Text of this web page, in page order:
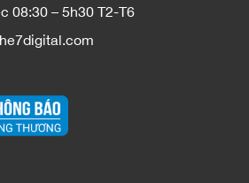
08:30 – 5h30 T2-T6